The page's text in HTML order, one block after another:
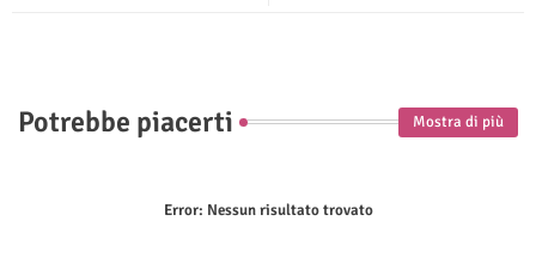
Potrebbe piacerti Mostra di più
Error: Nessun risultato trovato